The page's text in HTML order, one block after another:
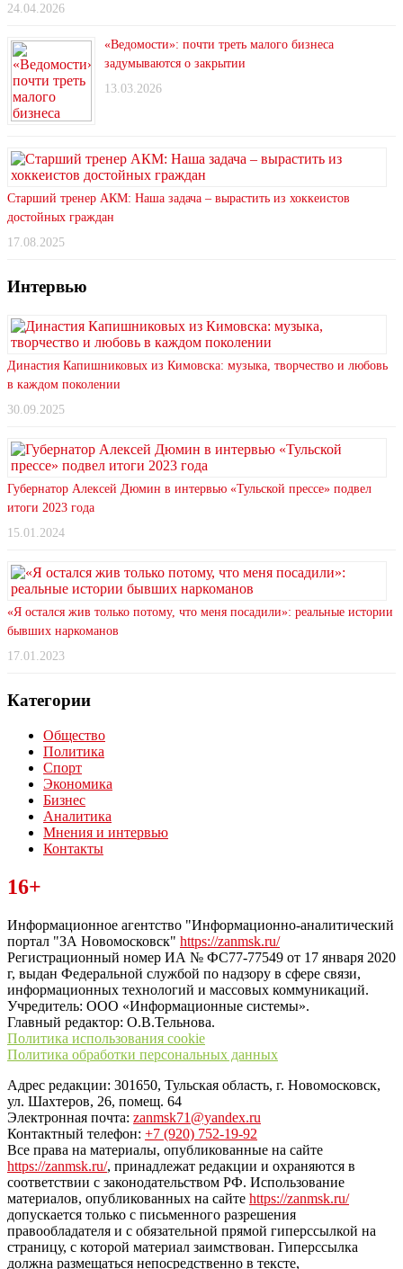
24.04.2026
«Ведомости»: почти треть малого бизнеса
задумываются о закрытии
13.03.2026
Старший тренер АКМ: Наша задача – вырастить из хоккеистов
достойных граждан
17.08.2025
Интервью
Династия Капишниковых из Кимовска: музыка, творчество и любовь
в каждом поколении
30.09.2025
Губернатор Алексей Дюмин в интервью «Тульской прессе» подвел
итоги 2023 года
15.01.2024
«Я остался жив только потому, что меня посадили»: реальные истории
бывших наркоманов
17.01.2023
Категории
Общество
Политика
Спорт
Экономика
Бизнес
Аналитика
Мнения и интервью
Контакты
Читайте последние новости дня в Тульской области на сайте
“ЗаНовомосковск”
16+
Информационное агентство "Информационно-аналитический
портал "ЗА Новомосковск" https://zanmsk.ru/
Регистрационный номер ИА № ФС77-77549 от 17 января 2020
г, выдан Федеральной службой по надзору в сфере связи,
информационных технологий и массовых коммуникаций.
Учредитель: ООО «Информационные системы».
Главный редактор: О.В.Тельнова.
Политика использования cookie
Политика обработки персональных данных
Адрес редакции: 301650, Тульская область, г. Новомосковск,
ул. Шахтеров, 26, помещ. 64
Электронная почта: zanmsk71@yandex.ru
Контактный телефон: +7 (920) 752-19-92
Все права на материалы, опубликованные на сайте
https://zanmsk.ru/, принадлежат редакции и охраняются в
соответствии с законодательством РФ. Использование
материалов, опубликованных на сайте https://zanmsk.ru/
допускается только с письменного разрешения
правообладателя и с обязательной прямой гиперссылкой на
страницу, с которой материал заимствован. Гиперссылка
должна размещаться непосредственно в тексте,